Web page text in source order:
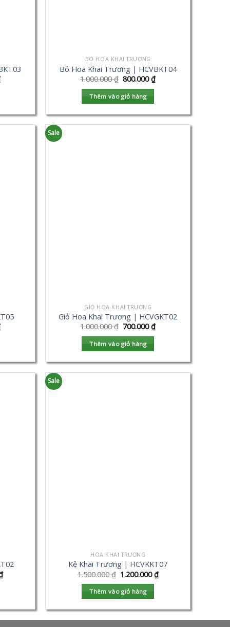
BÓ HOA KHAI TRƯƠNG
Bó Hoa Khai Trương | HCVBKT04
1.000.000₫ 800.000₫
Thêm vào giỏ hàng
Sale
GIỎ HOA KHAI TRƯƠNG
Giỏ Hoa Khai Trương | HCVGKT02
1.000.000₫ 700.000₫
Thêm vào giỏ hàng
Sale
HOA KHAI TRƯƠNG
Kệ Khai Trương | HCVKKT07
1.500.000₫ 1.200.000₫
Thêm vào giỏ hàng